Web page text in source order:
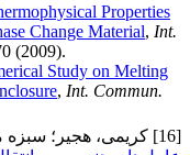
Properties
Change Material, Int.
(2009).
Study on Melting
, Int. Commun.
[16] کریمی، هجیر؛ سبزه میدانی، محمدمهدی؛